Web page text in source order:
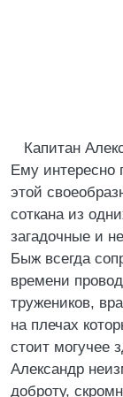
Капитан
Ему интересно
этой
соткана из
загадочные и
Быж всегда
времени
тружеников,
на плечах
стоит могучее
Александр
доброту,